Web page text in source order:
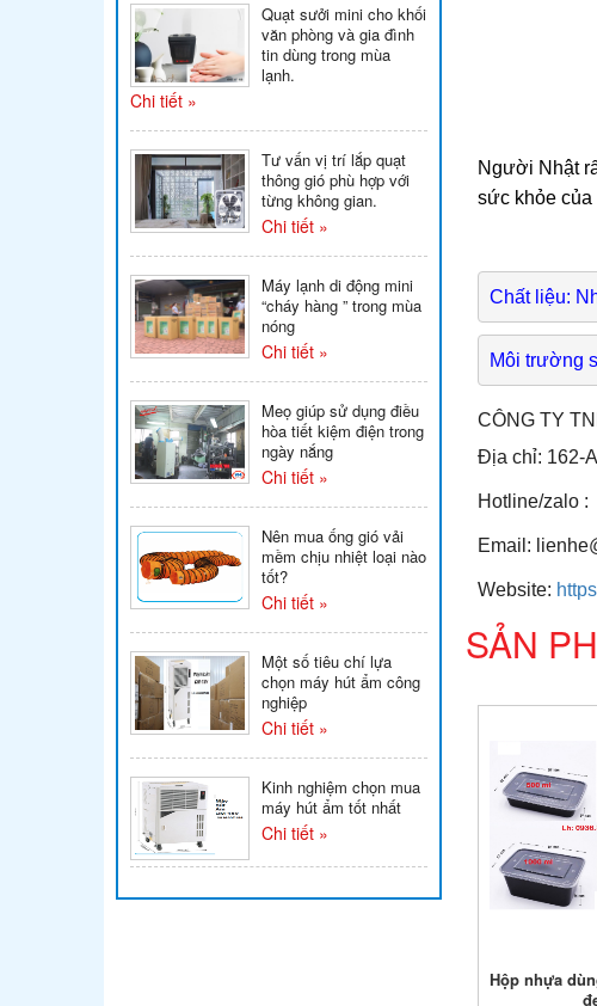
Quạt sưởi mini cho khối
văn phòng và gia đình
tin dùng trong mùa
lạnh.
Chi tiết »
Tư vấn vị trí lắp quạt
thông gió phù hợp với
từng không gian.
Chi tiết »
Máy lạnh di động mini
“cháy hàng ” trong mùa
nóng
Chi tiết »
Meọ giúp sử dụng điều
hòa tiết kiệm điện trong
ngày nắng
Chi tiết »
Nên mua ống gió vải
mềm chịu nhiệt loại nào
tốt?
Chi tiết »
Một số tiêu chí lựa
chọn máy hút ẩm công
nghiệp
Chi tiết »
Kinh nghiệm chọn mua
máy hút ẩm tốt nhất
Chi tiết »
Người Nhật
sức khỏe của
Chất liệu:
Môi trường
CÔNG TY
Địa chỉ: 162-
Hotline/zalo :
Email:
Website:
SẢN
Hộp nhựa